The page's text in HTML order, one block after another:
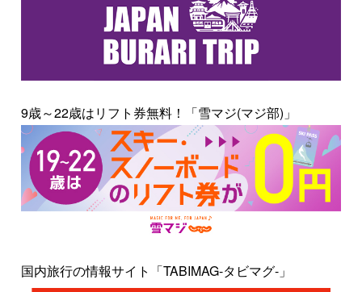
9歳～22歳はリフト券無料！「雪マジ(マジ部)」
国内旅行の情報サイト「TABIMAG-タビマグ-」